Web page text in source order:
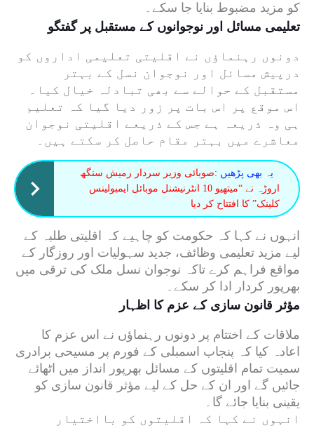
کو مزید مضبوط بنایا جا سکے۔
تعلیمی مسائل اور نوجوانوں کے مستقبل پر گفتگو
دونوں رہنماؤں نے اقلیتی تعلیمی اداروں کو
درپیش مسائل اور نوجوان نسل کے بہتر
مستقبل کے حوالے سے بھی تبادلہ خیال کیا۔
اس موقع پر اس بات پر زور دیا گیا کہ تعلیم
ہی وہ ذریعہ ہے جس کے ذریعے اقلیتی نوجوان
معاشرے میں بہتر مقام حاصل کر سکتے ہیں۔
یہ بھی پڑھیں :صوبائی وزیر سردار رمیش سنگھ
اروڑہ نے “میتھیو 10 انٹرنیشنل موبائل ایمبولینس
کلینک” کا افتتاح کر دیا
انہوں نے کہا کہ حکومت کو چاہیے کہ اقلیتی طلبہ کے
لیے مزید تعلیمی وظائف، جدید سہولیات اور روزگار کے
مواقع فراہم کرے تاکہ نوجوان نسل ملک کی ترقی میں
بھرپور کردار ادا کر سکے۔
مؤثر قانون سازی کے عزم کا اظہار
ملاقات کے اختتام پر دونوں رہنماؤں نے اس عزم کا
اعادہ کیا کہ پنجاب اسمبلی کے فورم پر مسیحی برادری
سمیت تمام اقلیتوں کے مسائل بھرپور انداز میں اٹھائے
جائیں گے اور ان کے حل کے لیے مؤثر قانون سازی کو
یقینی بنایا جائے گا۔
انہوں نے کہا کہ اقلیتوں کو بااختیار